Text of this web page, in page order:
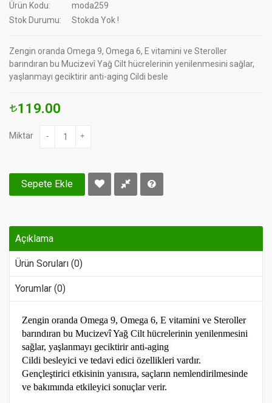
Ürün Kodu:
moda259
Stok Durumu:
Stokda Yok !
Zengin oranda Omega 9, Omega 6, E vitamini ve Steroller
barındıran bu Mucizevî Yağ Cilt hücrelerinin yenilenmesini sağlar,
yaşlanmayı geciktirir anti-aging Cildi besle
119.00
Miktar - +
Sepete Ekle
Açıklama
Ürün Soruları (0)
Yorumlar (0)
Zengin oranda Omega 9, Omega 6, E vitamini ve Steroller
barındıran bu Mucizevî Yağ Cilt hücrelerinin yenilenmesini
sağlar, yaşlanmayı geciktirir anti-aging
Cildi besleyici ve tedavi edici özellikleri vardır.
Gençleştirici etkisinin yanısıra, saçların nemlendirilmesinde
ve bakımında etkileyici sonuçlar verir.